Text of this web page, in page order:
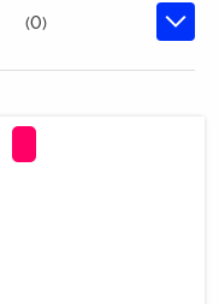
(0)